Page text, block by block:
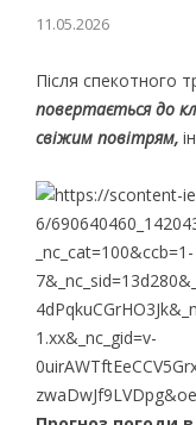
11.05.2026
Після спекотного
повертається до
свіжим повітрям,